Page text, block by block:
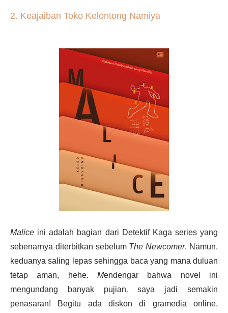
2. Keajaiban Toko Kelontong Namiya
Malice ini adalah bagian dari Detektif Kaga series yang
sebenarnya diterbitkan sebelum The Newcomer. Namun,
keduanya saling lepas sehingga baca yang mana duluan
tetap aman, hehe. Mendengar bahwa novel ini
mengundang banyak pujian, saya jadi semakin
penasaran! Begitu ada diskon di gramedia online,